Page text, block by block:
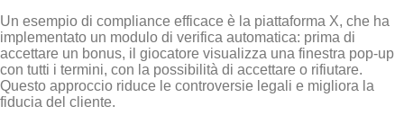
Un esempio di compliance efficace è la piattaforma X, che ha
implementato un modulo di verifica automatica: prima di
accettare un bonus, il giocatore visualizza una finestra pop‑up
con tutti i termini, con la possibilità di accettare o rifiutare.
Questo approccio riduce le controversie legali e migliora la
fiducia del cliente.